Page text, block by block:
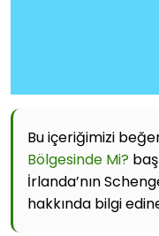
Bu içeriğimizi
Bölgesinde Mi?
İrlanda’nın
hakkında bilgi